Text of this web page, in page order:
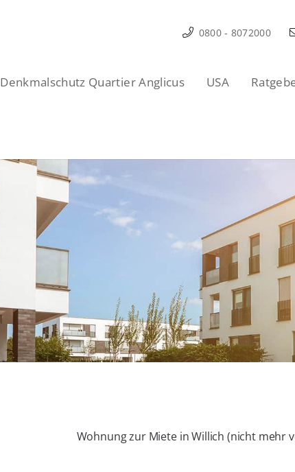
0800 - 8072000
Denkmalschutz Quartier Anglicus USA
Wohnung zur Miete in Willich (nicht mehr